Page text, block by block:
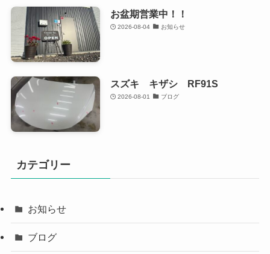
お盆期営業中！！
2026-08-04 お知らせ
スズキ キザシ RF91S
2026-08-01 ブログ
カテゴリー
お知らせ
ブログ